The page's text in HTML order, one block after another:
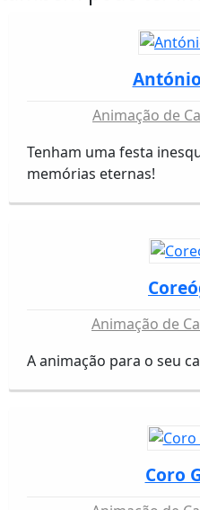
Animação de
Tenham uma festa
memórias eternas!
Animação de
A animação para o seu
Coro